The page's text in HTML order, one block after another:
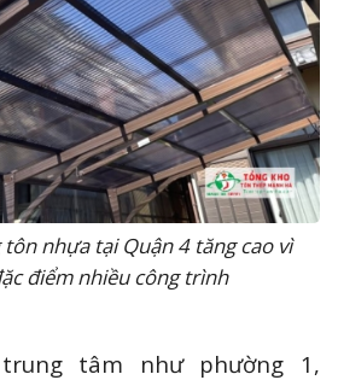
nhựa tại Quận 4 tăng cao vì
điểm nhiều công trình
tâm như phường 1,